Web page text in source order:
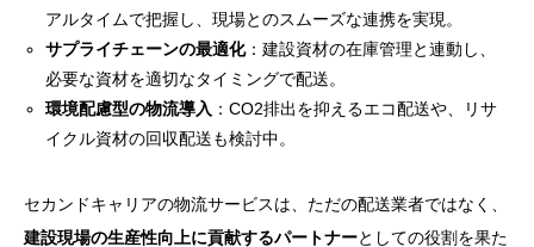
アルタイムで把握し、現場とのスムーズな連携を実現。
サプライチェーンの最適化：建設資材の在庫管理と連動し、
必要な資材を適切なタイミングで配送。
環境配慮型の物流導入 ：CO2排出を抑えるエコ配送や、リサ
イクル資材の回収配送も検討中。
セカンドキャリアの物流サービスは、ただの配送業者ではなく、
建設現場の生産性向上に貢献するパートナーとしての役割を果た